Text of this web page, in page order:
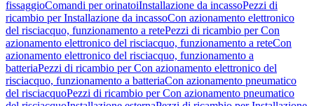
fissaggioComandi per orinatoiInstallazione da incassoPezzi di
ricambio per Installazione da incassoCon azionamento elettronico
del risciacquo, funzionamento a retePezzi di ricambio per Con
azionamento elettronico del risciacquo, funzionamento a reteCon
azionamento elettronico del risciacquo, funzionamento a
batteriaPezzi di ricambio per Con azionamento elettronico del
risciacquo, funzionamento a batteriaCon azionamento pneumatico
del risciacquoPezzi di ricambio per Con azionamento pneumatico